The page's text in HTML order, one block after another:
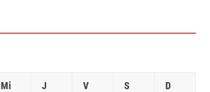
Mi J V S D